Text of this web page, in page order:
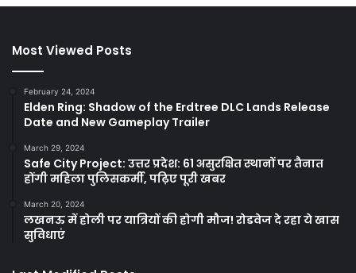
Most Viewed Posts
February 24, 2024
Elden Ring: Shadow of the Erdtree DLC Lands Release
Date and New Gameplay Trailer
March 29, 2024
Safe City Project: उत्तर प्रदेश: 61 असुरक्षित स्थानों पर तैनात
होंगी महिला पुलिसकर्मी, पढ़िए पूरी खबर
March 20, 2024
लखनऊ में होली पर यात्रियों की होगी मौज! रोडवेज दे रहा ये खास
सुविधाएं